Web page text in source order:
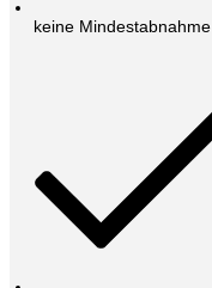
keine Mindestabnahme